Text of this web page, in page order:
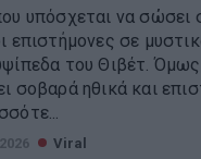
υπόσχεται να σώσει
επιστήμονες σε
του Θιβέτ.
σοβαρά ηθικά και
Viral